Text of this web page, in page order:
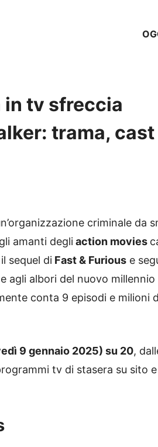
in tv sfreccia
trama, cast
criminale da
amanti degliaction movies
sequel di Fast & Furious e
agli albori del nuovo millennio
conta 9 episodi e milioni
9 gennaio 2025) su 20,
tv di stasera su sito